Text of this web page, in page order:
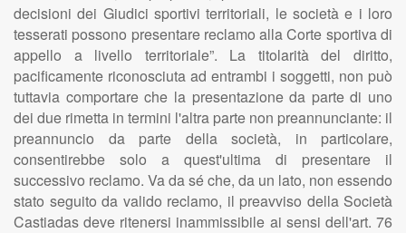
decisioni dei Giudici sportivi territoriali, le società e i loro
tesserati possono presentare reclamo alla Corte sportiva di
appello a livello territoriale”. La titolarità del diritto,
pacificamente riconosciuta ad entrambi i soggetti, non può
tuttavia comportare che la presentazione da parte di uno
dei due rimetta in termini l'altra parte non preannunciante: il
preannuncio da parte della società, in particolare,
consentirebbe solo a quest'ultima di presentare il
successivo reclamo. Va da sé che, da un lato, non essendo
stato seguito da valido reclamo, il preavviso della Società
Castiadas deve ritenersi inammissibile ai sensi dell'art. 76